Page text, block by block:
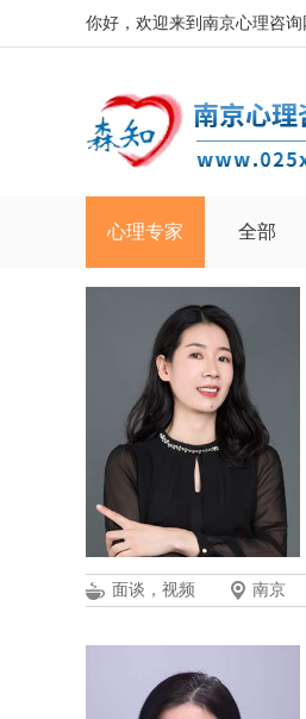
你好，欢迎来到南京心理咨询
心理专家 全部
面谈，视频 南京